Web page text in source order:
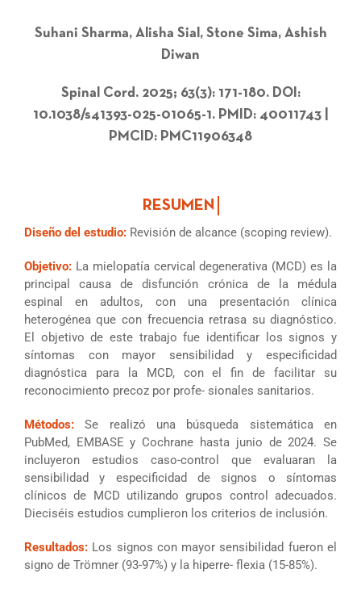
Suhani Sharma, Alisha Sial, Stone Sima, Ashish
Diwan
Spinal Cord. 2025; 63(3): 171-180. DOI:
10.1038/s41393-025-01065-1. PMID: 40011743 |
PMCID: PMC11906348
Diseño del estudio:Revisión de alcance (scoping review).
Objetivo:La mielopatía cervical degenerativa (MCD) es la
principal causa de disfunción crónica de la médula
espinal en adultos, con una presentación clínica
heterogénea que con frecuencia retrasa su diagnóstico.
El objetivo de este trabajo fue identificar los signos y
síntomas con mayor sensibilidad y especificidad
diagnóstica para la MCD, con el fin de facilitar su
reconocimiento precoz por profe- sionales sanitarios.
Métodos:Se realizó una búsqueda sistemática en
PubMed, EMBASE y Cochrane hasta junio de 2024. Se
incluyeron estudios caso-control que evaluaran la
sensibilidad y especificidad de signos o síntomas
clínicos de MCD utilizando grupos control adecuados.
Dieciséis estudios cumplieron los criterios de inclusión.
Resultados:Los signos con mayor sensibilidad fueron el
signo de Trömner (93-97%) y la hiperre- flexia (15-85%).